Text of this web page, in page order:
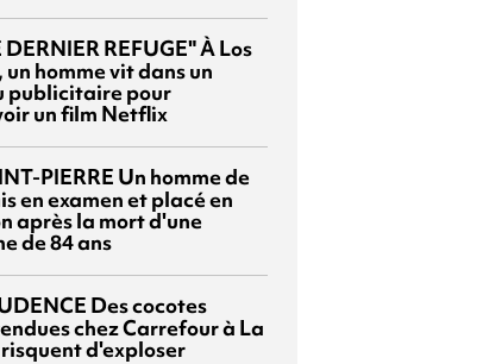
DERNIER REFUGE"À Los
homme vit dans un
publicitaire pour
un film Netflix
PIERRE Un homme de
en examen et placé en
après la mort d'une
de 84 ans
Des cocotes
chez Carrefour à La
d'exploser